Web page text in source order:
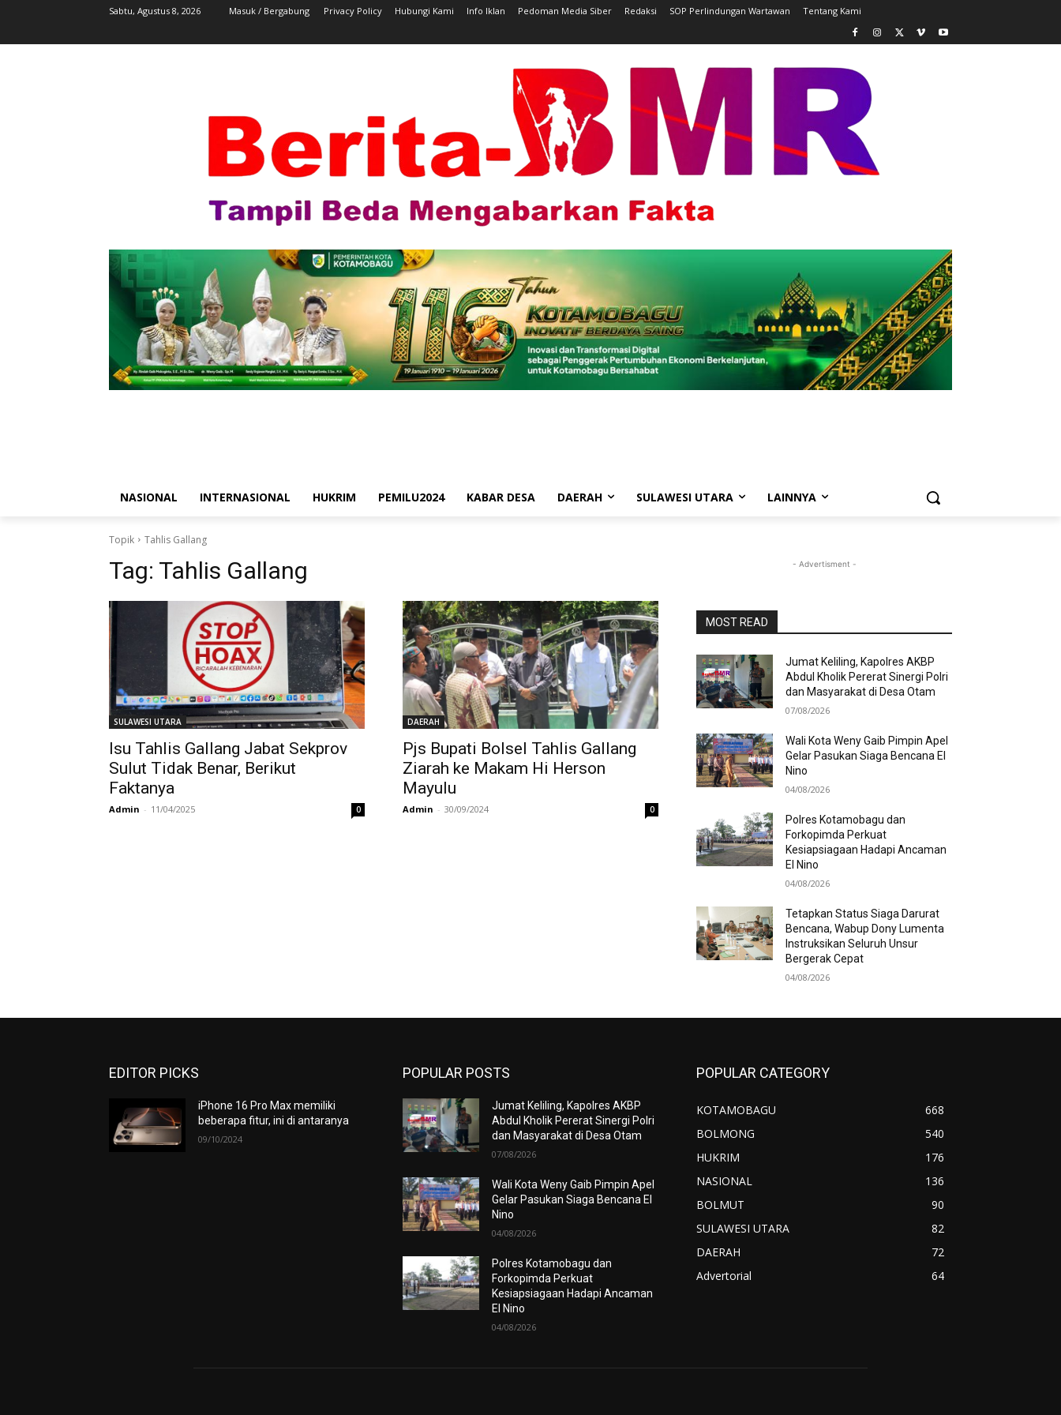
Sabtu, Agustus 8, 2026 Masuk / Bergabung Privacy Policy Hubungi Kami Info Iklan Pedoman Media Siber Redaksi SOP Perlindungan Wartawan Tentang Kami
NASIONAL INTERNASIONAL HUKRIM PEMILU2024 KABAR DESA DAERAH SULAWESI UTARA LAINNYA
Topik Tahlis Gallang
Tag: Tahlis Gallang
SULAWESI UTARA
Isu Tahlis Gallang Jabat Sekprov
Sulut Tidak Benar, Berikut
Faktanya
Admin - 11/04/2025 0
DAERAH
Pjs Bupati Bolsel Tahlis Gallang
Ziarah ke Makam Hi Herson
Mayulu
Admin - 30/09/2024 0
- Advertisment -
MOST READ
Jumat Keliling, Kapolres AKBP
Abdul Kholik Pererat Sinergi Polri
dan Masyarakat di Desa Otam
07/08/2026
Wali Kota Weny Gaib Pimpin Apel
Gelar Pasukan Siaga Bencana El
Nino
04/08/2026
Polres Kotamobagu dan
Forkopimda Perkuat
Kesiapsiagaan Hadapi Ancaman
El Nino
04/08/2026
Tetapkan Status Siaga Darurat
Bencana, Wabup Dony Lumenta
Instruksikan Seluruh Unsur
Bergerak Cepat
04/08/2026
EDITOR PICKS
iPhone 16 Pro Max memiliki
beberapa fitur, ini di antaranya
09/10/2024
POPULAR POSTS
Jumat Keliling, Kapolres AKBP
Abdul Kholik Pererat Sinergi Polri
dan Masyarakat di Desa Otam
07/08/2026
Wali Kota Weny Gaib Pimpin Apel
Gelar Pasukan Siaga Bencana El
Nino
04/08/2026
Polres Kotamobagu dan
Forkopimda Perkuat
Kesiapsiagaan Hadapi Ancaman
El Nino
04/08/2026
POPULAR CATEGORY
KOTAMOBAGU
668
BOLMONG
540
HUKRIM
176
NASIONAL
136
BOLMUT
90
SULAWESI UTARA
82
DAERAH
72
Advertorial
64